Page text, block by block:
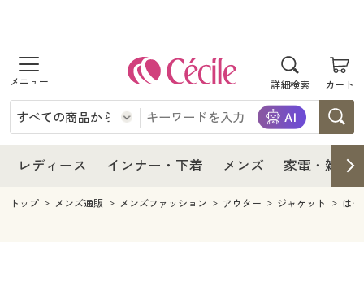
詳細検索 カート
商品を探す
レディース
レディースファッション
インナー・下着
インナー・下着通販すべて
メンズ
レディース インナー・下着 メンズ 家電・雑貨
レディース
レディース通販すべて
レディースファッション
インナー・下着
インナー・下着通販すべて
メンズ
トップ メンズ通販 メンズファッション アウター ジャケット は